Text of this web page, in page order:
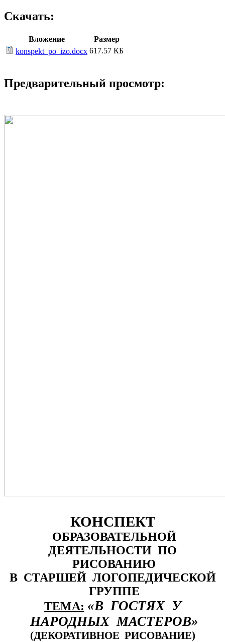
Скачать:
Вложение
Размер
konspekt_po_izo.docx 617.57 КБ
Предварительный просмотр:
КОНСПЕКТ
ОБРАЗОВАТЕЛЬНОЙ
ДЕЯТЕЛЬНОСТИ ПО
РИСОВАНИЮ
В СТАРШЕЙ ЛОГОПЕДИЧЕСКОЙ
ГРУППЕ
ТЕМА: «В ГОСТЯХ У
НАРОДНЫХ МАСТЕРОВ»
(ДЕКОРАТИВНОЕ РИСОВАНИЕ)